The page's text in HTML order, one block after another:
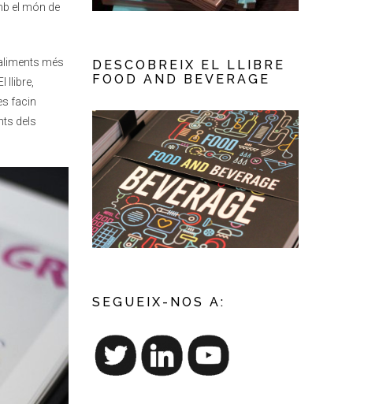
el món de
més
llibre,
facin
dels
DESCOBREIX EL LLIBRE
FOOD AND BEVERAGE
SEGUEIX-NOS A: